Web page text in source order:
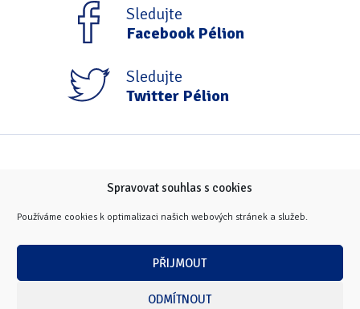
Spravovat souhlas s cookies
Používáme cookies k optimalizaci našich webových stránek a služeb.
PŘIJMOUT
ODMÍTNOUT
Sledujte
Facebook Pélion
Sledujte
Twitter Pélion